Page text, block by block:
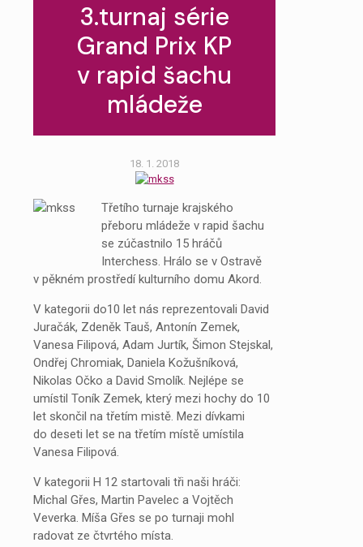
3.turnaj série
Grand Prix KP
v rapid šachu
mládeže
18. 1. 2018
Třetího turnaje krajského
přeboru mládeže v rapid šachu
se zúčastnilo 15 hráčů
Interchess. Hrálo se v Ostravě
v pěkném prostředí kulturního domu Akord.
V kategorii do10 let nás reprezentovali David
Juračák, Zdeněk Tauš, Antonín Zemek,
Vanesa Filipová, Adam Jurtík, Šimon Stejskal,
Ondřej Chromiak, Daniela Kožušníková,
Nikolas Očko a David Smolík. Nejlépe se
umístil Toník Zemek, který mezi hochy do 10
let skončil na třetím mistě. Mezi dívkami
do deseti let se na třetím místě umístila
Vanesa Filipová.
V kategorii H 12 startovali tři naši hráči:
Michal Gřes, Martin Pavelec a Vojtěch
Veverka. Míša Gřes se po turnaji mohl
radovat ze čtvrtého místa.